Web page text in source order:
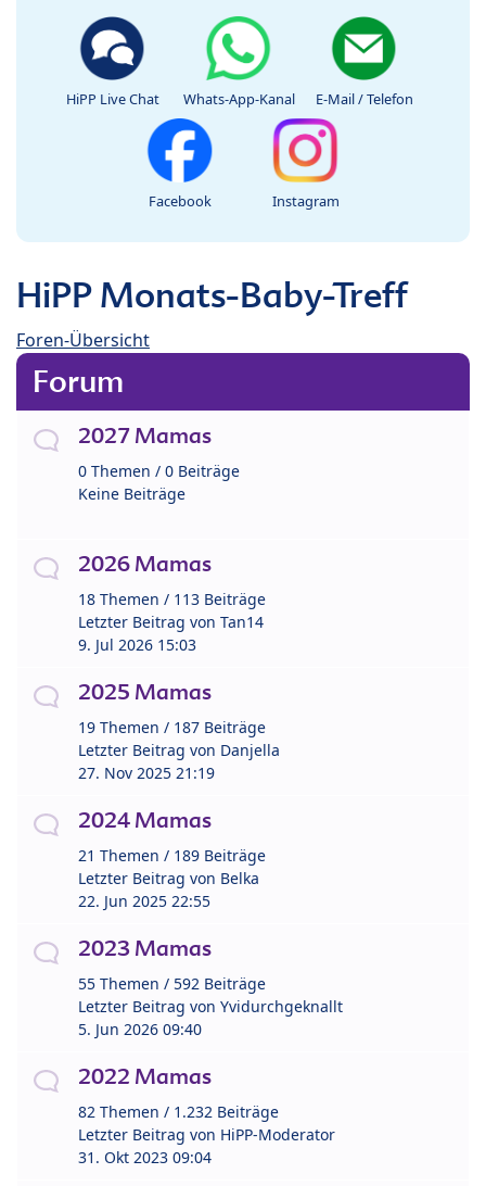
HiPP Live Chat Whats-App-Kanal E-Mail / Telefon
Facebook Instagram
HiPP Monats-Baby-Treff
Foren-Übersicht
Forum
2027 Mamas
0 Themen / 0 Beiträge
Keine Beiträge
2026 Mamas
18 Themen / 113 Beiträge
Letzter Beitrag von Tan14
9. Jul 2026 15:03
2025 Mamas
19 Themen / 187 Beiträge
Letzter Beitrag von Danjella
27. Nov 2025 21:19
2024 Mamas
21 Themen / 189 Beiträge
Letzter Beitrag von Belka
22. Jun 2025 22:55
2023 Mamas
55 Themen / 592 Beiträge
Letzter Beitrag von Yvidurchgeknallt
5. Jun 2026 09:40
2022 Mamas
82 Themen / 1.232 Beiträge
Letzter Beitrag von HiPP-Moderator
31. Okt 2023 09:04